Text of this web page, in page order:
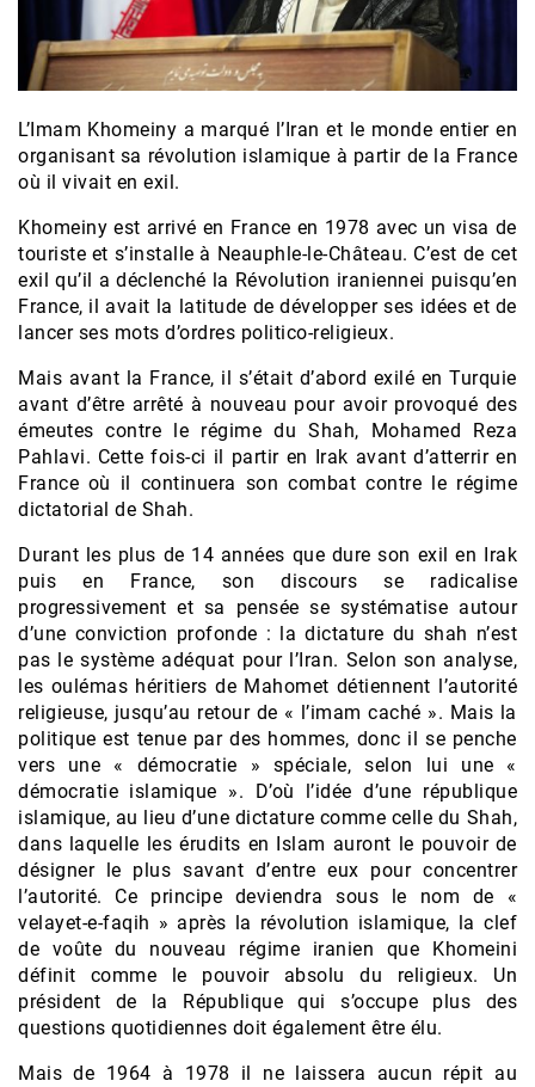
L’Imam Khomeiny a marqué l’Iran et le monde entier en
organisant sa révolution islamique à partir de la France
où il vivait en exil.
Khomeiny est arrivé en France en 1978 avec un visa de
touriste et s’installe à Neauphle-le-Château. C’est de cet
exil qu’il a déclenché la Révolution iraniennei puisqu’en
France, il avait la latitude de développer ses idées et de
lancer ses mots d’ordres politico-religieux.
Mais avant la France, il s’était d’abord exilé en Turquie
avant d’être arrêté à nouveau pour avoir provoqué des
émeutes contre le régime du Shah, Mohamed Reza
Pahlavi. Cette fois-ci il partir en Irak avant d’atterrir en
France où il continuera son combat contre le régime
dictatorial de Shah.
Durant les plus de 14 années que dure son exil en Irak
puis en France, son discours se radicalise
progressivement et sa pensée se systématise autour
d’une conviction profonde : la dictature du shah n’est
pas le système adéquat pour l’Iran. Selon son analyse,
les oulémas héritiers de Mahomet détiennent l’autorité
religieuse, jusqu’au retour de « l’imam caché ». Mais la
politique est tenue par des hommes, donc il se penche
vers une « démocratie » spéciale, selon lui une «
démocratie islamique ». D’où l’idée d’une république
islamique, au lieu d’une dictature comme celle du Shah,
dans laquelle les érudits en Islam auront le pouvoir de
désigner le plus savant d’entre eux pour concentrer
l’autorité. Ce principe deviendra sous le nom de «
velayet-e-faqih » après la révolution islamique, la clef
de voûte du nouveau régime iranien que Khomeini
définit comme le pouvoir absolu du religieux. Un
président de la République qui s’occupe plus des
questions quotidiennes doit également être élu.
Mais de 1964 à 1978 il ne laissera aucun répit au